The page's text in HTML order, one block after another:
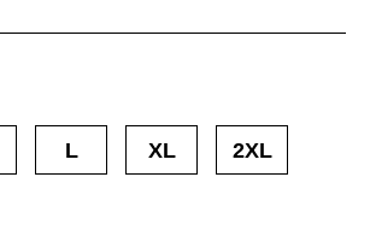
L XL 2XL